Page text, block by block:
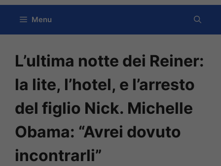
contenuto
Menu
L’ultima notte dei Reiner:
la lite, l’hotel, e l’arresto
del figlio Nick. Michelle
Obama: “Avrei dovuto
incontrarli”